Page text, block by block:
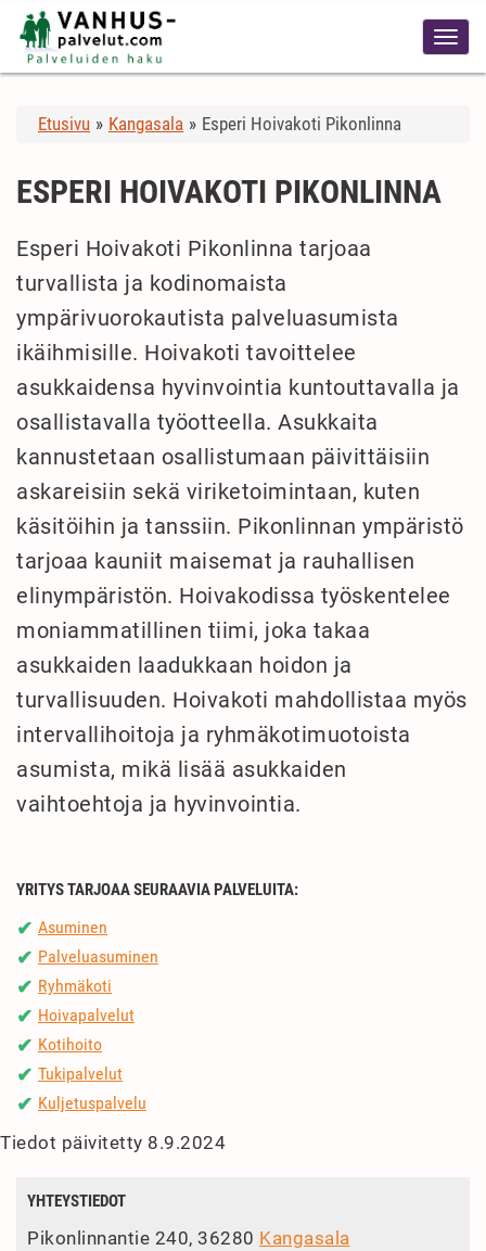
Etusivu » Kangasala » Esperi Hoivakoti Pikonlinna
ESPERI HOIVAKOTI PIKONLINNA
Esperi Hoivakoti Pikonlinna tarjoaa
turvallista ja kodinomaista
ympärivuorokautista palveluasumista
ikäihmisille. Hoivakoti tavoittelee
asukkaidensa hyvinvointia kuntouttavalla ja
osallistavalla työotteella. Asukkaita
kannustetaan osallistumaan päivittäisiin
askareisiin sekä viriketoimintaan, kuten
käsitöihin ja tanssiin. Pikonlinnan ympäristö
tarjoaa kauniit maisemat ja rauhallisen
elinympäristön. Hoivakodissa työskentelee
moniammatillinen tiimi, joka takaa
asukkaiden laadukkaan hoidon ja
turvallisuuden. Hoivakoti mahdollistaa myös
intervallihoitoja ja ryhmäkotimuotoista
asumista, mikä lisää asukkaiden
vaihtoehtoja ja hyvinvointia.
YRITYS TARJOAA SEURAAVIA PALVELUITA:
✔ Asuminen
✔ Palveluasuminen
✔ Ryhmäkoti
✔ Hoivapalvelut
✔ Kotihoito
✔ Tukipalvelut
✔ Kuljetuspalvelu
Tiedot päivitetty 8.9.2024
YHTEYSTIEDOT
Pikonlinnantie 240, 36280 Kangasala